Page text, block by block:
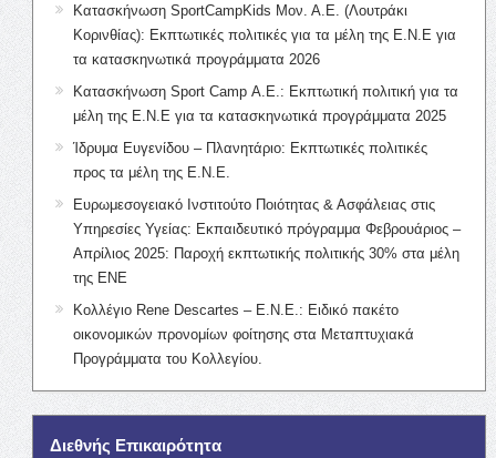
Κατασκήνωση SportCampKids Μον. Α.Ε. (Λουτράκι
Κορινθίας): Εκπτωτικές πολιτικές για τα μέλη της Ε.Ν.Ε για
τα κατασκηνωτικά προγράμματα 2026
Κατασκήνωση Sport Camp Α.Ε.: Εκπτωτική πολιτική για τα
μέλη της Ε.Ν.Ε για τα κατασκηνωτικά προγράμματα 2025
Ίδρυμα Ευγενίδου – Πλανητάριο: Εκπτωτικές πολιτικές
προς τα μέλη της Ε.Ν.Ε.
Ευρωμεσογειακό Ινστιτούτο Ποιότητας & Ασφάλειας στις
Υπηρεσίες Υγείας: Εκπαιδευτικό πρόγραμμα Φεβρουάριος –
Απρίλιος 2025: Παροχή εκπτωτικής πολιτικής 30% στα μέλη
της ΕΝΕ
Κολλέγιο Rene Descartes – Ε.Ν.Ε.: Ειδικό πακέτο
οικονομικών προνομίων φοίτησης στα Μεταπτυχιακά
Προγράμματα του Κολλεγίου.
Διεθνής Επικαιρότητα